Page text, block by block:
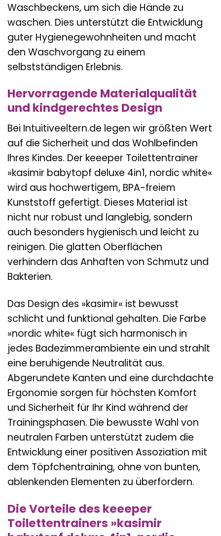
Waschbeckens, um sich die Hände zu
waschen. Dies unterstützt die Entwicklung
guter Hygienegewohnheiten und macht
den Waschvorgang zu einem
selbstständigen Erlebnis.
Hervorragende Materialqualität
und kindgerechtes Design
Bei Intuitiveeltern.de legen wir größten Wert
auf die Sicherheit und das Wohlbefinden
Ihres Kindes. Der keeeper Toilettentrainer
»kasimir babytopf deluxe 4in1, nordic white«
wird aus hochwertigem, BPA-freiem
Kunststoff gefertigt. Dieses Material ist
nicht nur robust und langlebig, sondern
auch besonders hygienisch und leicht zu
reinigen. Die glatten Oberflächen
verhindern das Anhaften von Schmutz und
Bakterien.
Das Design des »kasimir« ist bewusst
schlicht und funktional gehalten. Die Farbe
»nordic white« fügt sich harmonisch in
jedes Badezimmerambiente ein und strahlt
eine beruhigende Neutralität aus.
Abgerundete Kanten und eine durchdachte
Ergonomie sorgen für höchsten Komfort
und Sicherheit für Ihr Kind während der
Trainingsphasen. Die bewusste Wahl von
neutralen Farben unterstützt zudem die
Entwicklung einer positiven Assoziation mit
dem Töpfchentraining, ohne von bunten,
ablenkenden Elementen zu überfordern.
Die Vorteile des keeeper
Toilettentrainers »kasimir